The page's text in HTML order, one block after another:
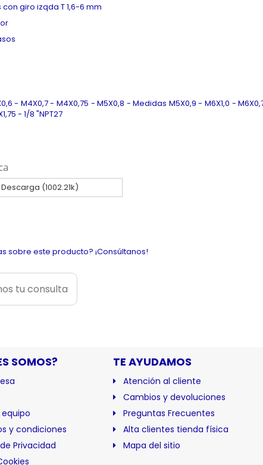
giro izqda T 1,6-6 mm
- M4X0,7 - M4X0,75 - M5X0,8 - Medidas M5X0,9 - M6X1,0 -
- 1/8 "NPT27
Descarga (1002.21k)
sobre este producto? ¡Consúltanos!
tu consulta
SOMOS?
y condiciones
Privacidad
TE AYUDAMOS
Atención al cliente
Cambios y devoluciones
Preguntas Frecuentes
Alta clientes tienda física
Mapa del sitio